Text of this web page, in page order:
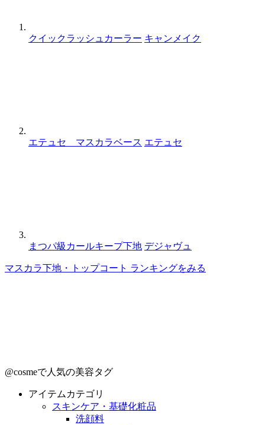
クイックラッシュカーラー キャンメイク
エテュセ マスカラベース エテュセ
まつパ級カールキープ下地 デジャヴュ
マスカラ下地・トップコート ランキングをみる
@cosmeで人気の美容タグ
アイテムカテゴリ
スキンケア・基礎化粧品
洗顔料